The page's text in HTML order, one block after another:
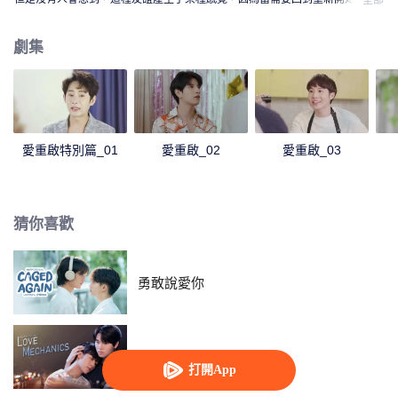
打開App
己的學弟So而發生改變，這讓他的心變得困惑和受傷的同時，也讓他擺脫了過
去的書呆子形象。“一個巨大的變化，將帶領他們重新開始……”
劇集
愛重啟特別篇_01 愛重啟_02 愛重啟_03
猜你喜歡
勇敢說愛你